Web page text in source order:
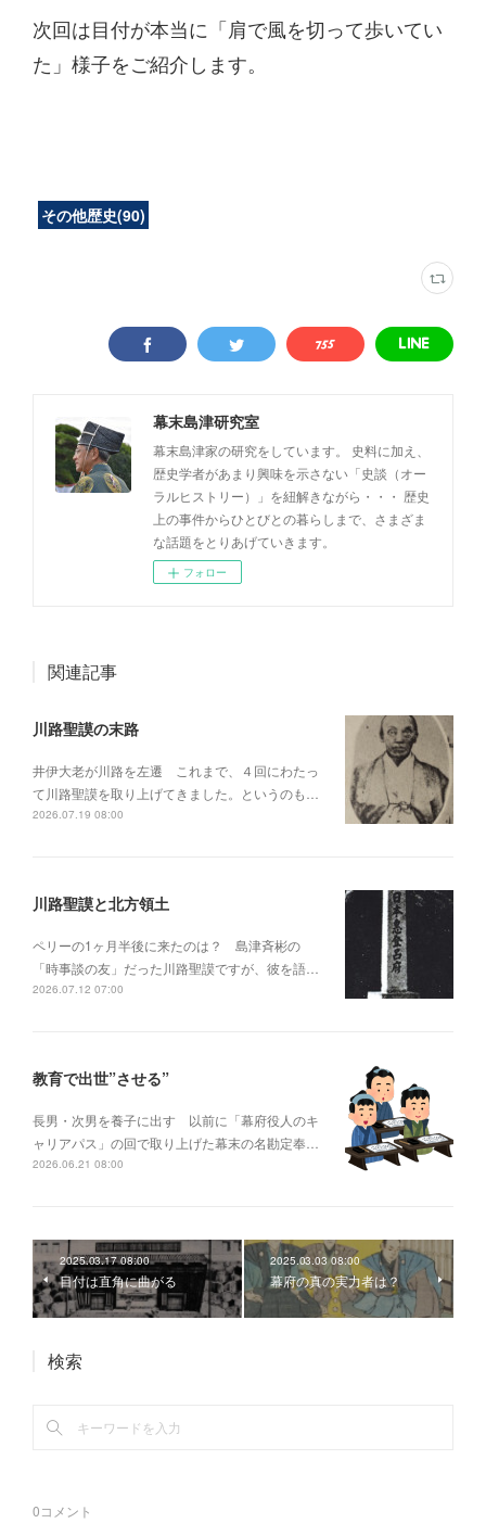
次回は目付が本当に「肩で風を切って歩いてい
た」様子をご紹介します。
その他歴史(90)
幕末島津研究室
幕末島津家の研究をしています。 史料に加え、
歴史学者があまり興味を示さない「史談（オー
ラルヒストリー）」を紐解きながら・・・ 歴史
上の事件からひとびとの暮らしまで、さまざま
な話題をとりあげていきます。
フォロー
関連記事
川路聖謨の末路
井伊大老が川路を左遷 これまで、４回にわたっ
て川路聖謨を取り上げてきました。というのも…
2026.07.19 08:00
川路聖謨と北方領土
ペリーの1ヶ月半後に来たのは？ 島津斉彬の
「時事談の友」だった川路聖謨ですが、彼を語…
2026.07.12 07:00
教育で出世”させる”
長男・次男を養子に出す 以前に「幕府役人のキ
ャリアパス」の回で取り上げた幕末の名勘定奉…
2026.06.21 08:00
2025.03.17 08:00
目付は直角に曲がる
2025.03.03 08:00
幕府の真の実力者は？
検索
0コメント